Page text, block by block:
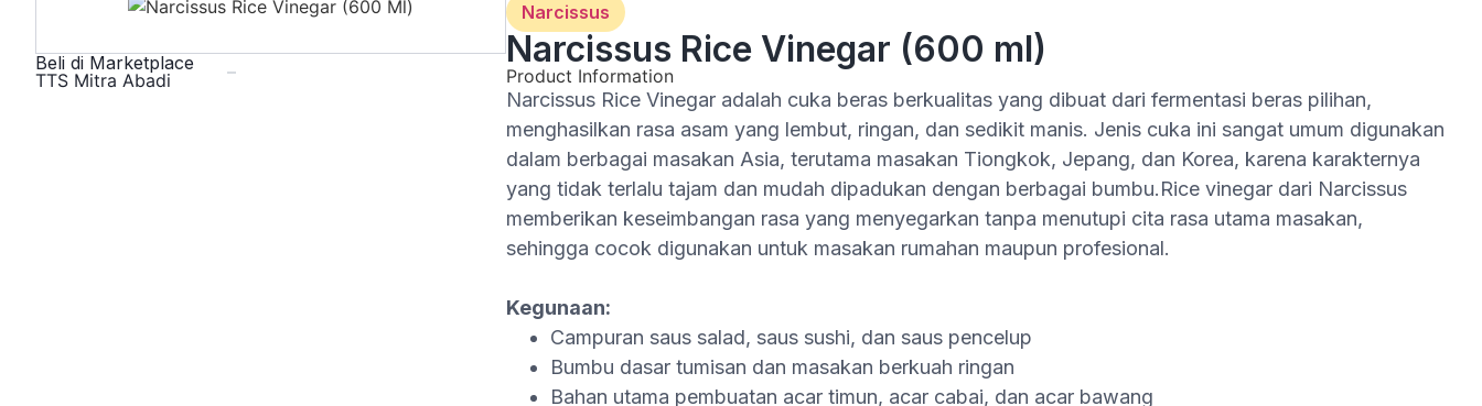
Beli di Marketplace
TTS Mitra Abadi
Narcissus
Narcissus Rice Vinegar (600 ml)
Product Information
Narcissus Rice Vinegar adalah cuka beras berkualitas yang dibuat dari fermentasi beras pilihan,
menghasilkan rasa asam yang lembut, ringan, dan sedikit manis. Jenis cuka ini sangat umum digunakan
dalam berbagai masakan Asia, terutama masakan Tiongkok, Jepang, dan Korea, karena karakternya
yang tidak terlalu tajam dan mudah dipadukan dengan berbagai bumbu.Rice vinegar dari Narcissus
memberikan keseimbangan rasa yang menyegarkan tanpa menutupi cita rasa utama masakan,
sehingga cocok digunakan untuk masakan rumahan maupun profesional.
Kegunaan:
Campuran saus salad, saus sushi, dan saus pencelup
Bumbu dasar tumisan dan masakan berkuah ringan
Bahan utama pembuatan acar timun, acar cabai, dan acar bawang